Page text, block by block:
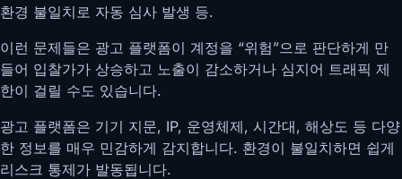
환경 불일치로 자동 심사 발생 등.
이런 문제들은 광고 플랫폼이 계정을 “위험”으로 판단하게 만
들어 입찰가가 상승하고 노출이 감소하거나 심지어 트래픽 제
한이 걸릴 수도 있습니다.
광고 플랫폼은 기기 지문, IP, 운영체제, 시간대, 해상도 등 다양
한 정보를 매우 민감하게 감지합니다. 환경이 불일치하면 쉽게
리스크 통제가 발동됩니다.